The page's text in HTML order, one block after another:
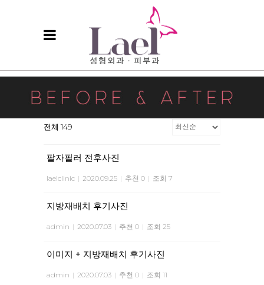
전체 149
팔자필러 전후사진
laelclinic | 2020.09.25 | 추천 0 | 조회 7
지방재배치 후기사진
admin | 2020.07.03 | 추천 0 | 조회 25
이미지 + 지방재배치 후기사진
admin | 2020.07.03 | 추천 0 | 조회 11